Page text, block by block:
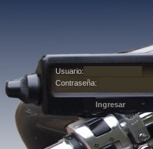
Usuario:
Contraseña: